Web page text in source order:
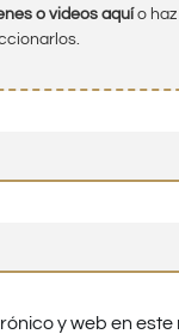
o videos aquío haz
y web en